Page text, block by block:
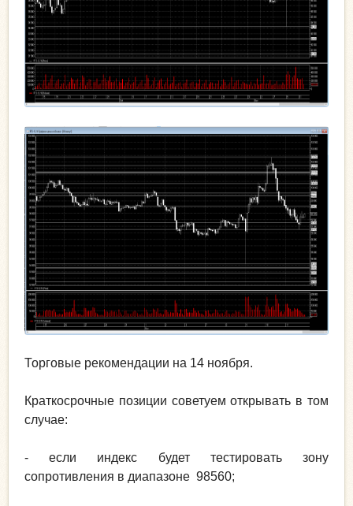
Торговые рекомендации на 14 ноября.
Краткосрочные позиции советуем открывать в том
случае:
- если индекс будет тестировать зону
сопротивления в диапазоне 98560;